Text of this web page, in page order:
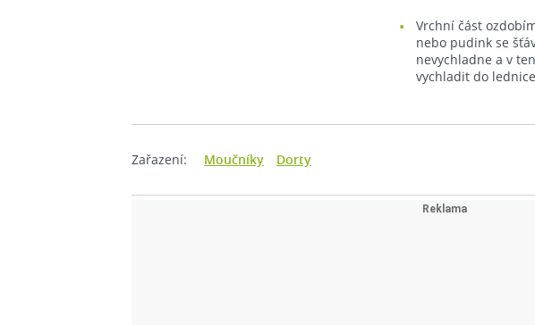
Vrchní část
nebo pudink se
nevychladne a v
vychladit do
Zařazení: Moučníky Dorty